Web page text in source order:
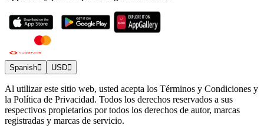
Spanish USD
Al utilizar este sitio web, usted acepta los Términos y Condiciones y
la Política de Privacidad. Todos los derechos reservados a sus
respectivos propietarios por todos los derechos de autor, marcas
registradas y marcas de servicio.